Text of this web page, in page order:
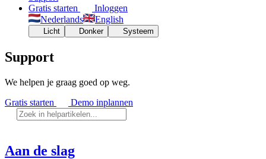
Gratis starten
Inloggen
Nederlands
English
Licht Donker Systeem
Support
We helpen je graag goed op weg.
Gratis starten
Demo inplannen
Aan de slag